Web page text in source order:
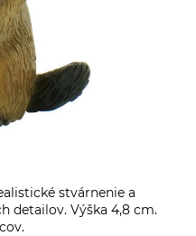
stvárnenie a
detailov. Výška 4,8 cm.